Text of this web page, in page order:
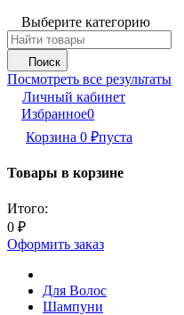
Выберите категорию
Поиск
Посмотреть все результаты
Личный кабинет
Избранное0
Корзина 0 ₽пуста
Товары в корзине
Итого:
0 ₽
Оформить заказ
Для Волос
Шампуни